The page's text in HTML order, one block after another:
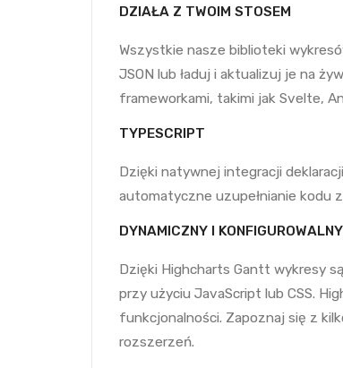
DZIAŁA Z TWOIM STOSEM
Wszystkie nasze biblioteki
JSON lub ładuj i aktualizuj je na
frameworkami, takimi jak Svelte,
TYPESCRIPT
Dzięki natywnej integracji
automatyczne uzupełnianie kodu
DYNAMICZNY I KONFIGUROWALNY
Dzięki Highcharts Gantt wykresy
przy użyciu JavaScript lub CSS.
funkcjonalności. Zapoznaj się z
rozszerzeń.